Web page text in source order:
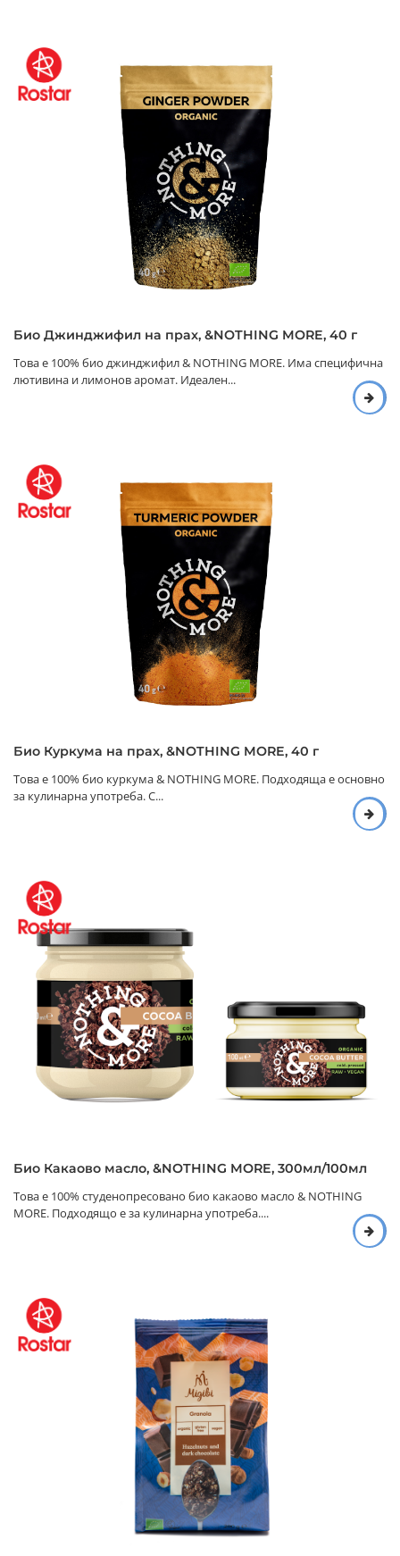
Био Джинджифил на прах, &NOTHING MORE, 40 г
Това е 100% био джинджифил & NOTHING MORE. Има специфична
лютивина и лимонов аромат. Идеален...
Био Куркума на прах, &NOTHING MORE, 40 г
Това е 100% био куркума & NOTHING MORE. Подходяща е основно
за кулинарна употреба. С...
Био Какаово масло, &NOTHING MORE, 300мл/100мл
Това е 100% студенопресовано био какаово масло & NOTHING
MORE. Подходящо е за кулинарна употреба....